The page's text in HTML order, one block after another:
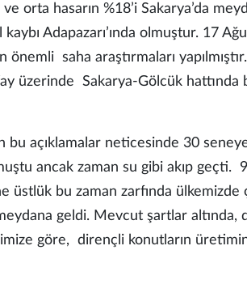
ve orta hasarın %18’i Sakarya’da
Adapazarı’ında olmuştur. 17
önemli saha araştırmaları
üzerinde Sakarya-Gölcük hattında
bu açıklamalar neticesinde 30
ancak zaman su gibi akıp geçti.
üstlük bu zaman zarfında ülkemizde
geldi. Mevcut şartlar altında,
göre, dirençli konutların